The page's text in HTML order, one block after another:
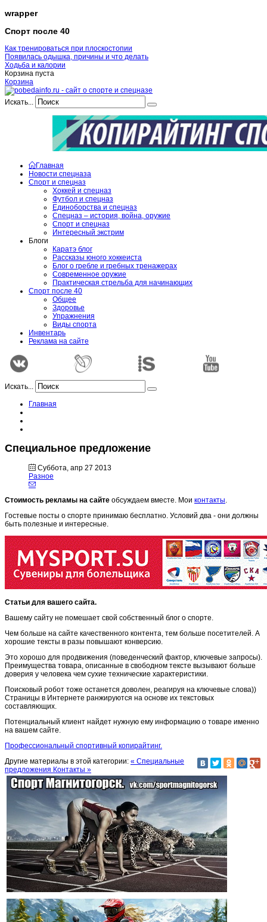
wrapper
Спорт после 40
Как тренироваться при плоскостопии
Появилась одышка, причины и что делать
Ходьба и калории
Корзина пуста
Корзина
Искать...
Главная
Новости спецназа
Спорт и спецназ
Хоккей и спецназ
Футбол и спецназ
Единоборства и спецназ
Спецназ – история, война, оружие
Спорт и спецназ
Интересный экстрим
Блоги
Каратэ блог
Рассказы юного хоккеиста
Блог о гребле и гребных тренажерах
Современное оружие
Практическая стрельба для начинающих
Спорт после 40
Общее
Здоровье
Упражнения
Виды спорта
Инвентарь
Реклама на сайте
Искать...
Главная
Специальное предложение
Суббота, апр 27 2013
Разное
Стоимость рекламы на сайте обсуждаем вместе. Мои контакты.
Гостевые посты о спорте принимаю бесплатно. Условий два - они должны
быть полезные и интересные.
Статьи для вашего сайта.
Вашему сайту не помешает свой собственный блог о спорте.
Чем больше на сайте качественного контента, тем больше посетителей. А
хорошие тексты в разы повышают конверсию.
Это хорошо для продвижения (поведенческий фактор, ключевые запросы).
Преимущества товара, описанные в свободном тексте вызывают больше
доверия у человека чем сухие технические характеристики.
Поисковый робот тоже останется доволен, реагируя на ключевые слова))
Страницы в Интернете ранжируются на основе их текстовых
составляющих.
Потенциальный клиент найдет нужную ему информацию о товаре именно
на вашем сайте.
Профессиональный спортивный копирайтинг.
Другие материалы в этой категории: « Специальные
предложения Контакты »